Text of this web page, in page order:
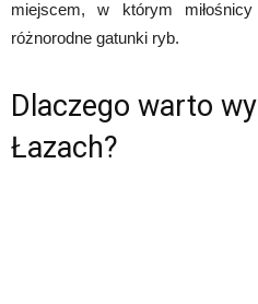
miejscem, w którym
różnorodne gatunki ryb.
Dlaczego warto
Łazach?